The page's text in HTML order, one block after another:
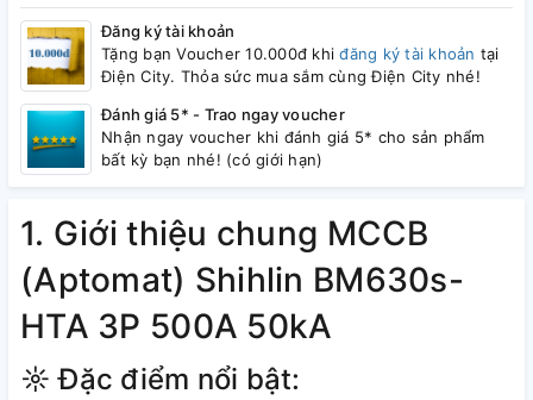
Đăng ký tài khoản
Tặng bạn Voucher 10.000đ khiđăng ký tài khoản tại
Điện City. Thỏa sức mua sắm cùng Điện City nhé!
Đánh giá 5* - Trao ngay voucher
Nhận ngay voucher khi đánh giá 5* cho sản phẩm
bất kỳ bạn nhé! (có giới hạn)
1. Giới thiệu chung MCCB
(Aptomat) Shihlin BM630s-
HTA 3P 500A 50kA
☼ Đặc điểm nổi bật: